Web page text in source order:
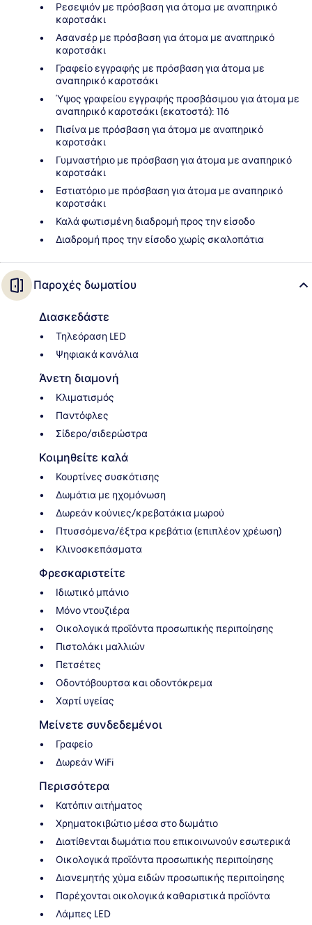
Ρεσεψιόν με πρόσβαση για άτομα με αναπηρικό
καροτσάκι
Ασανσέρ με πρόσβαση για άτομα με αναπηρικό
καροτσάκι
Γραφείο εγγραφής με πρόσβαση για άτομα με
αναπηρικό καροτσάκι
Ύψος γραφείου εγγραφής προσβάσιμου για άτομα με
αναπηρικό καροτσάκι (εκατοστά): 116
Πισίνα με πρόσβαση για άτομα με αναπηρικό
καροτσάκι
Γυμναστήριο με πρόσβαση για άτομα με αναπηρικό
καροτσάκι
Εστιατόριο με πρόσβαση για άτομα με αναπηρικό
καροτσάκι
Καλά φωτισμένη διαδρομή προς την είσοδο
Διαδρομή προς την είσοδο χωρίς σκαλοπάτια
Παροχές δωματίου
Διασκεδάστε
Τηλεόραση LED
Ψηφιακά κανάλια
Άνετη διαμονή
Κλιματισμός
Παντόφλες
Σίδερο/σιδερώστρα
Κοιμηθείτε καλά
Κουρτίνες συσκότισης
Δωμάτια με ηχομόνωση
Δωρεάν κούνιες/κρεβατάκια μωρού
Πτυσσόμενα/έξτρα κρεβάτια (επιπλέον χρέωση)
Κλινοσκεπάσματα
Φρεσκαριστείτε
Ιδιωτικό μπάνιο
Μόνο ντουζιέρα
Οικολογικά προϊόντα προσωπικής περιποίησης
Πιστολάκι μαλλιών
Πετσέτες
Οδοντόβουρτσα και οδοντόκρεμα
Χαρτί υγείας
Μείνετε συνδεδεμένοι
Γραφείο
Δωρεάν WiFi
Περισσότερα
Κατόπιν αιτήματος
Χρηματοκιβώτιο μέσα στο δωμάτιο
Διατίθενται δωμάτια που επικοινωνούν εσωτερικά
Οικολογικά προϊόντα προσωπικής περιποίησης
Διανεμητής χύμα ειδών προσωπικής περιποίησης
Παρέχονται οικολογικά καθαριστικά προϊόντα
Λάμπες LED